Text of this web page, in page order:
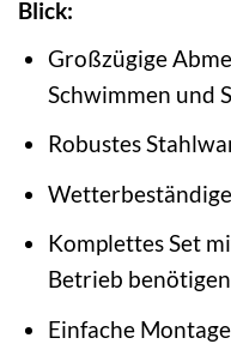
Blick:
Großzügige
Schwimmen und
Robustes
Komplettes Set
Betrieb benötigen
Einfache